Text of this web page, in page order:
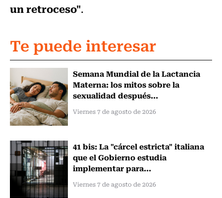
un retroceso".
Te puede interesar
Semana Mundial de la Lactancia
Materna: los mitos sobre la
sexualidad después...
Viernes 7 de agosto de 2026
41 bis: La "cárcel estricta" italiana
que el Gobierno estudia
implementar para...
Viernes 7 de agosto de 2026